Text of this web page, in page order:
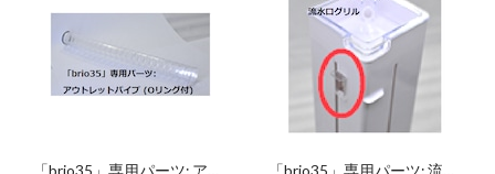
「brio35」専用パーツ: アウ
「brio35」専用パーツ: 流水